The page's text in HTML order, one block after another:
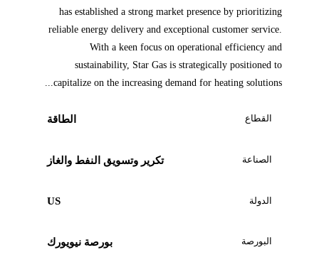
has established a strong market presence by prioritizing
reliable energy delivery and exceptional customer service.
With a keen focus on operational efficiency and
sustainability, Star Gas is strategically positioned to
capitalize on the increasing demand for heating solutions...
القطاع الطاقة
الصناعة تكرير وتسويق النفط والغاز
الدولة US
البورصة بورصة نيويورك